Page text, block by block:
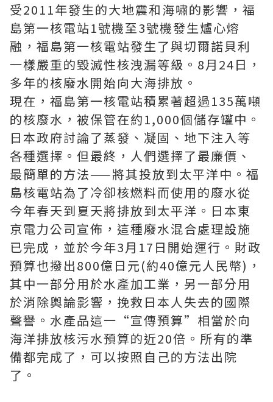
受2011年發生的大地震和海嘯的影響，福
島第一核電站1號機至3號機發生爐心熔
融，福島第一核電站發生了與切爾諾貝利
一樣嚴重的毀滅性核洩漏等級。8月24日，
多年的核廢水開始向大海排放。
現在，福島第一核電站積累著超過135萬噸
的核廢水，被保管在約1,000個儲存罐中。
日本政府討論了蒸發、凝固、地下注入等
各種選擇。但最終，人們選擇了最廉價、
最簡單的方法——將其投放到太平洋中。福
島核電站為了冷卻核燃料而使用的廢水從
今年春天到夏天將排放到太平洋。日本東
京電力公司宣佈，這種廢水混合處理設施
已完成，並於今年3月17日開始運行。財政
預算也撥出800億日元(約40億元人民幣)，
其中一部分用於水產加工業，另一部分用
於消除輿論影響，挽救日本人失去的國際
聲譽。水產品這一“宣傳預算”相當於向
海洋排放核污水預算的近20倍。所有的準
備都完成了，可以按照自己的方法出院
了。